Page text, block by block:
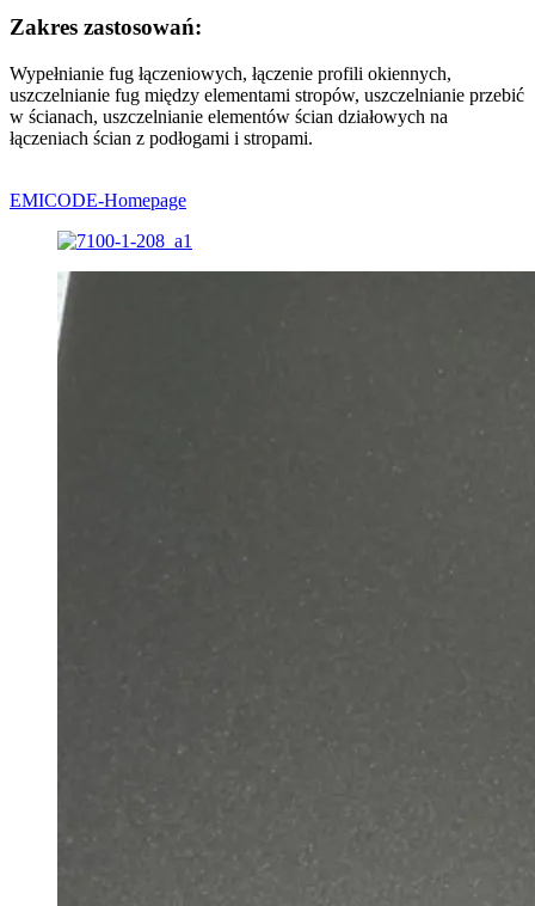
Zakres zastosowań:
Wypełnianie fug łączeniowych, łączenie profili okiennych,
uszczelnianie fug między elementami stropów, uszczelnianie przebić
w ścianach, uszczelnianie elementów ścian działowych na
łączeniach ścian z podłogami i stropami.
EMICODE-Homepage